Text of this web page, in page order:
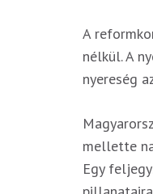
A
nélkül. A
nyereség
mellette
Egy